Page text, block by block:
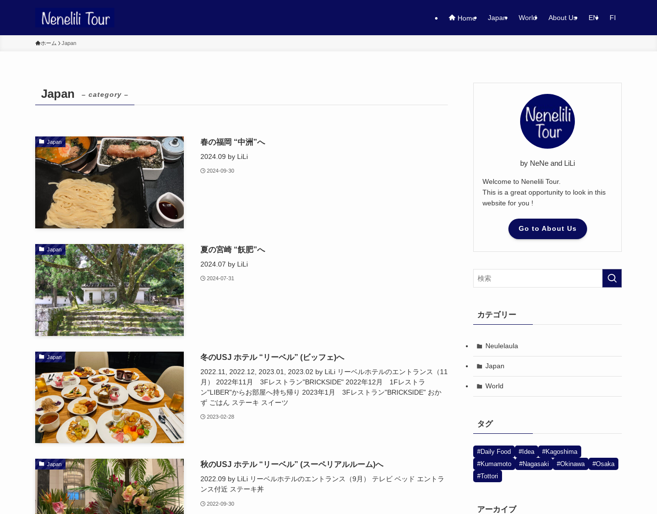
Home Japan World About Us EN FI
ホーム Japan
Japan – category –
Japan 春の福岡 “中洲”へ
2024.09 by LiLi
2024-09-30
Japan 夏の宮崎 “飫肥”へ
2024.07 by LiLi
2024-07-31
Japan 冬のUSJ ホテル “リーベル” (ビッフェ)へ
2022.11, 2022.12, 2023.01, 2023.02 by LiLi リーベルホテルのエントランス（11
月） 2022年11月 3Fレストラン"BRICKSIDE" 2022年12月 1Fレストラ
ン"LIBER"からお部屋へ持ち帰り 2023年1月 3Fレストラン"BRICKSIDE" おか
ず ごはん ステーキ スイーツ
2023-02-28
Japan 秋のUSJ ホテル “リーベル” (スーペリアルルーム)へ
2022.09 by LiLi リーベルホテルのエントランス（9月） テレビ ベッド エントラ
ンス付近 ステーキ丼
2022-09-30
by NeNe and LiLi
Welcome to Nenelili Tour.
This is a great opportunity to look in this
website for you !
Go to About Us
カテゴリー
Neulelaula
Japan
World
タグ
#Daily Food #Idea
#Kagoshima
#Kumamoto
#Nagasaki #Okinawa
#Osaka
#Tottori
アーカイブ